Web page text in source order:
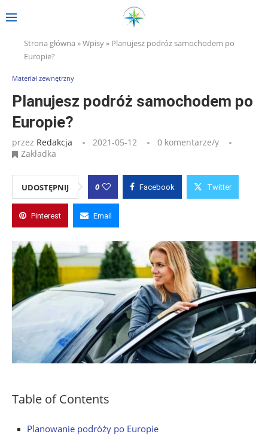
Strona główna »Wpisy» Planujesz podróż samochodem po
Europie?
Materiał zewnętrzny
Planujesz podróż samochodem po
Europie?
przez Redakcja 2021-05-12
0 komentarze/y
Zakładka
UDOSTĘPNIJ 0 Facebook Twitter
Pinterest Email
Table of Contents
Planowanie podróży po Europie